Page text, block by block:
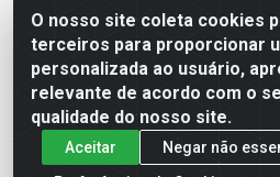
O nosso site coleta cookies
terceiros para proporcionar
personalizada ao usuário,
relevante de acordo com o
qualidade do nosso site.
Aceitar
Negar não
Lightsweet Industria e comercio
82.015.652/0001-64 - Rodovia
Marialva/PR - CEP